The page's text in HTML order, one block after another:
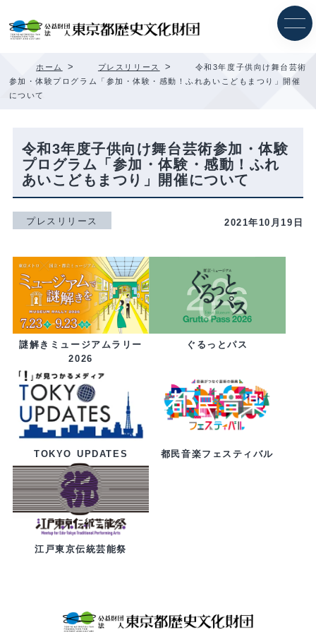
ホーム > プレスリリース >
令和3年度子供向け舞台芸術
参加・体験プログラム「参加・体験・感動！ふれあいこどもまつり」開催
について
令和3年度子供向け舞台芸術参加・体験
プログラム「参加・体験・感動！ふれ
あいこどもまつり」開催について
プレスリリース 2021年10月19日
謎解きミュージアムラリー
2026
ぐるっとパス
TOKYO UPDATES 都民音楽フェスティバル
江戸東京伝統芸能祭